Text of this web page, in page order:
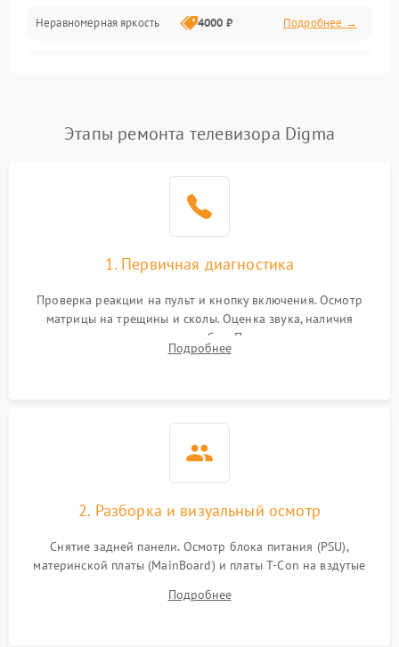
Программное обеспечение
Сеть и подключения
Неравномерная яркость 4000 ₽ Подробнее →
Этапы ремонта телевизора Digma
1. Первичная диагностика
Проверка реакции на пульт и кнопку включения. Осмотр
матрицы на трещины и сколы. Оценка звука, наличия
подсветки и индикаторов ошибок. Подключение тестовых
источников сигнала для выявления симптомов поломки.
Подробнее
2. Разборка и визуальный осмотр
Снятие задней панели. Осмотр блока питания (PSU),
материнской платы (MainBoard) и платы T-Con на вздутые
Проверка надежности фиксации и целостности шлейфов.
Подробнее